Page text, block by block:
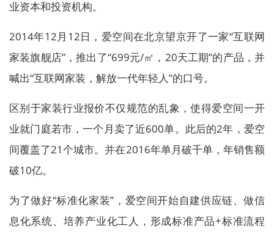
业资本和投资机构。
2014年12月12日，爱空间在北京望京开了一家“互联网
家装旗舰店”，推出了“699元/㎡，20天工期”的产品，并
喊出“互联网家装，解放一代年轻人”的口号。
区别于家装行业报价不仅规范的乱象，使得爱空间一开
业就门庭若市，一个月卖了近600单。此后的2年，爱空
间覆盖了21个城市。并在2016年单月破千单，年销售额
破10亿。
为了做好“标准化家装”，爱空间开始自建供应链、做信
息化系统、培养产业化工人，形成标准产品+标准流程